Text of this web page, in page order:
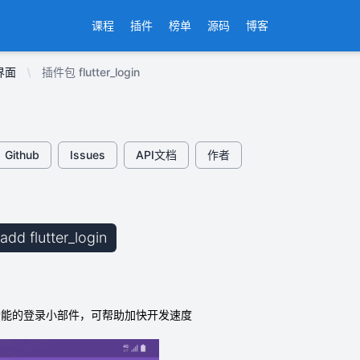
课程 插件 榜单 源码 博客
面 插件包 flutter_login
Github Issues API文档 作者
flutter_login
的登录小部件，可帮助加快开发速度